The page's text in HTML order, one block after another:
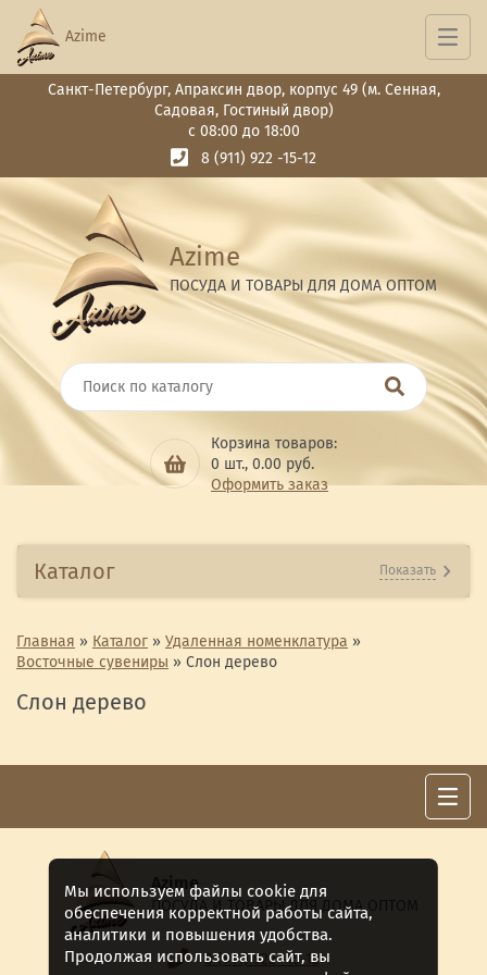
Санкт-Петербург, Апраксин двор, корпус 49 (м. Сенная,
Садовая, Гостиный двор)
с 08:00 до 18:00
8 (911) 922 -15-12
Azime
ПОСУДА И ТОВАРЫ ДЛЯ ДОМА ОПТОМ
Корзина товаров:
0 шт., 0.00 руб.
Оформить заказ
Azime
Каталог Показать
Главная » Каталог » Удаленная номенклатура »
Восточные сувениры » Слон дерево
Слон дерево
Azime
ПОСУДА И ТОВАРЫ ДЛЯ ДОМА ОПТОМ
8 (911) 922 -15-12
Мы используем файлы cookie для
обеспечения корректной работы сайта,
аналитики и повышения удобства.
Продолжая использовать сайт, вы